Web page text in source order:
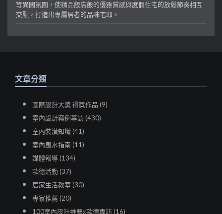
等異國氛圍，使精品飯店般的優雅質感與度假住宅的放鬆節奏相互
交融，打造出專屬居者的品味宅邸。
文章分類
國際設計大獎 得獎作品 (9)
室內設計案例專訪 (430)
室內裝潢知識 (41)
室內風水指南 (11)
媒體報導 (134)
歐德活動 (37)
居家生活教室 (30)
專家推薦 (20)
100室內設計推薦x歐德專訪 (16)